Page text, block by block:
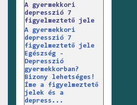
A gyermekkori
depresszió 7
figyelmeztető jele
A gyermekkori
depresszió 7
figyelmeztető jele
Egészség -
Depresszió
gyermekkorban?
Bizony lehetséges!
Íme a figyelmeztető
jelek és a
depress...